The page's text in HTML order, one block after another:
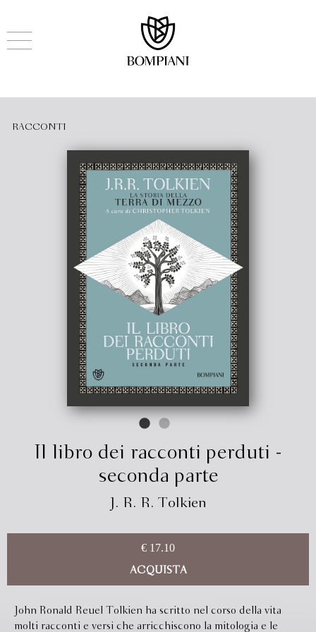
RACCONTI
Il libro dei racconti perduti -
seconda parte
J. R. R. Tolkien
€ 17.10
ACQUISTA
John Ronald Reuel Tolkien ha scritto nel corso della vita
molti racconti e versi che arricchiscono la mitologia e le